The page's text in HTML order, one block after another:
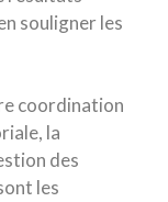
souligner les
coordination
la
des
les